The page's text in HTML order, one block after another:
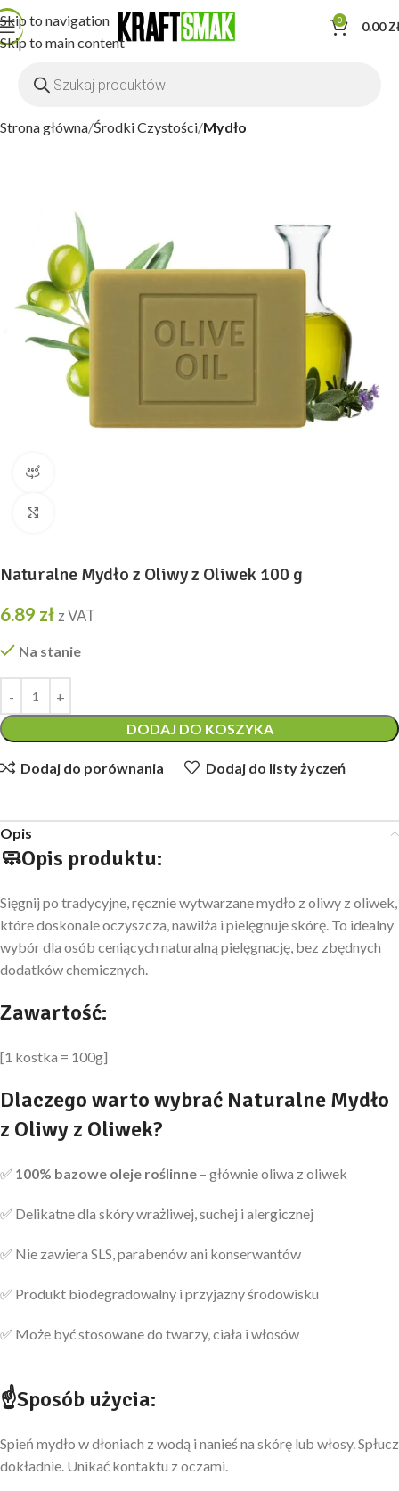
Skip to navigation
Skip to main content
0 0.00
Strona główna Środki Czystości Mydło
Naturalne Mydło z Oliwy z Oliwek 100 g
6.89 zł z VAT
Na stanie
DODAJ DO KOSZYKA
Dodaj do porównania Dodaj do listy życzeń
Opis
🧼Opis produktu:
Sięgnij po tradycyjne, ręcznie wytwarzane mydło z oliwy z oliwek,
które doskonale oczyszcza, nawilża i pielęgnuje skórę. To idealny
wybór dla osób ceniących naturalną pielęgnację, bez zbędnych
dodatków chemicznych.
Zawartość:
[1 kostka = 100g]
Dlaczego warto wybrać Naturalne Mydło
z Oliwy z Oliwek?
✅ 100% bazowe oleje roślinne – głównie oliwa z oliwek
✅ Delikatne dla skóry wrażliwej, suchej i alergicznej
✅ Nie zawiera SLS, parabenów ani konserwantów
✅ Produkt biodegradowalny i przyjazny środowisku
✅ Może być stosowane do twarzy, ciała i włosów
☝Sposób użycia:
Spień mydło w dłoniach z wodą i nanieś na skórę lub włosy. Spłucz
dokładnie. Unikać kontaktu z oczami.